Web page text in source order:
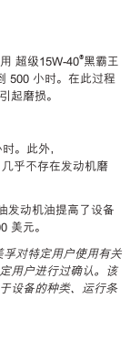
超级15W-40®黑霸王
500 小时。在此过程
起磨损。
。此外，
乎不存在发动机磨
发动机油提高了设备
美元。
对特定用户使用有关
用户进行过确认。该
设备的种类、运行条